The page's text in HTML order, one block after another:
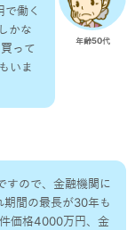
年齢50代
働く
かな
って
いま
すので、金融機関に
期間の最長が30年も
価格4000万円、金